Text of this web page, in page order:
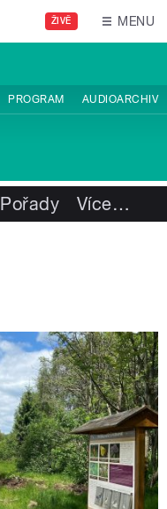
ŽIVĚ MENU
PROGRAM AUDIOARCHIV
Pořady Více…